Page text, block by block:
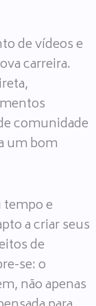
de vídeos e
carreira.
comunidade
um bom
tempo e
a criar seus
de
se: o
não apenas